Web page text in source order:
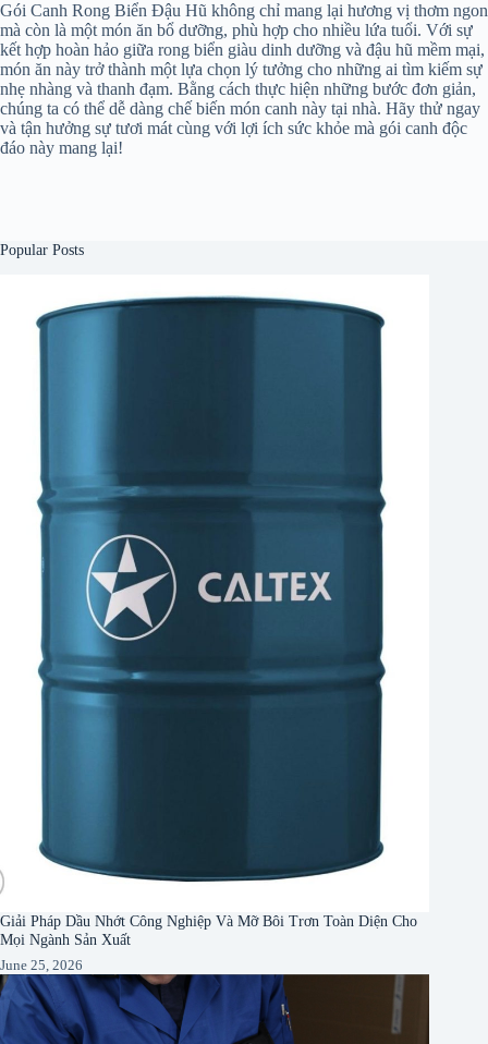
Gói Canh Rong Biển Đậu Hũ không chỉ mang lại hương vị thơm ngon
mà còn là một món ăn bổ dưỡng, phù hợp cho nhiều lứa tuổi. Với sự
kết hợp hoàn hảo giữa rong biển giàu dinh dưỡng và đậu hũ mềm mại,
món ăn này trở thành một lựa chọn lý tưởng cho những ai tìm kiếm sự
nhẹ nhàng và thanh đạm. Bằng cách thực hiện những bước đơn giản,
chúng ta có thể dễ dàng chế biến món canh này tại nhà. Hãy thử ngay
và tận hưởng sự tươi mát cùng với lợi ích sức khỏe mà gói canh độc
đáo này mang lại!
Popular Posts
Giải Pháp Dầu Nhớt Công Nghiệp Và Mỡ Bôi Trơn Toàn Diện Cho
Mọi Ngành Sản Xuất
June 25, 2026